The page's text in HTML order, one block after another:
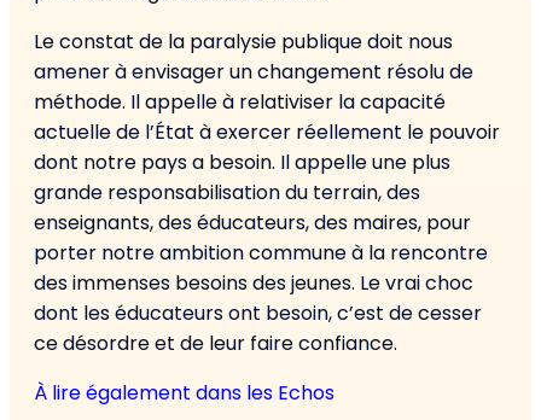
Le constat de la paralysie publique doit nous
amener à envisager un changement résolu de
méthode. Il appelle à relativiser la capacité
actuelle de l’État à exercer réellement le pouvoir
dont notre pays a besoin. Il appelle une plus
grande responsabilisation du terrain, des
enseignants, des éducateurs, des maires, pour
porter notre ambition commune à la rencontre
des immenses besoins des jeunes. Le vrai choc
dont les éducateurs ont besoin, c’est de cesser
ce désordre et de leur faire confiance.
À lire également dans les Echos